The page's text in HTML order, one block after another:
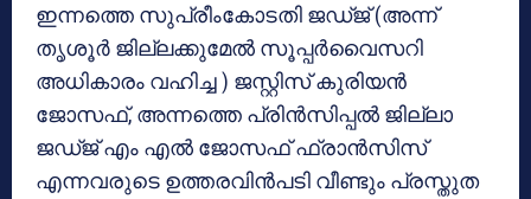
ഇന്നത്തെ സുപ്രീംകോടതി ജഡ്ജ് (അന്ന്
തൃശൂര്‍ ജില്ലക്കുമേല്‍ സൂപ്പര്‍വൈസറി
അധികാരം വഹിച്ച ) ജസ്റ്റിസ് കുരിയന്‍
ജോസഫ്, അന്നത്തെ പ്രിന്‍സിപ്പല്‍ ജില്ലാ
ജഡ്ജ് എം എല്‍ ജോസഫ് ഫ്രാന്‍സിസ്
എന്നവരുടെ ഉത്തരവിന്‍പടി വീണ്ടും പ്രസ്തുത